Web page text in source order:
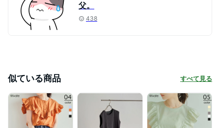
父。
438
似ている商品 すべて見る